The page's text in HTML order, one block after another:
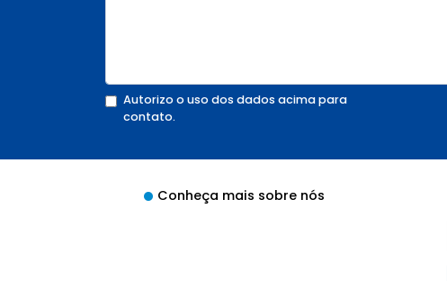
Autorizo o uso dos dados acima para
contato.
Conheça mais sobre nós